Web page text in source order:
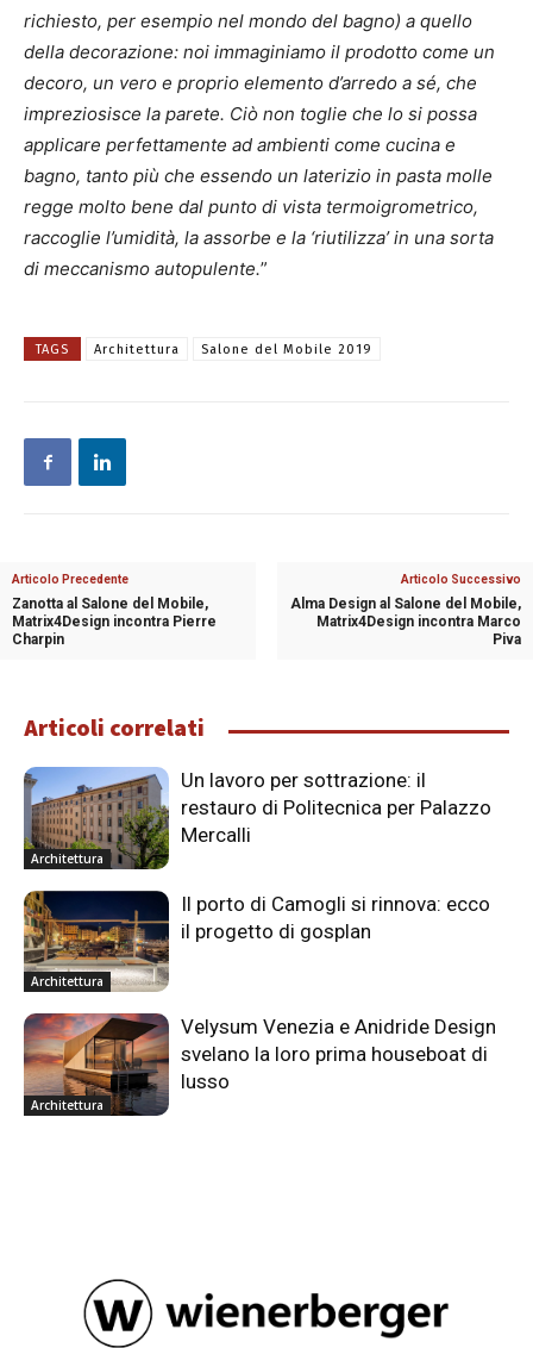
richiesto, per esempio nel mondo del bagno) a quello
della decorazione: noi immaginiamo il prodotto come un
decoro, un vero e proprio elemento d’arredo a sé, che
impreziosisce la parete. Ciò non toglie che lo si possa
applicare perfettamente ad ambienti come cucina e
bagno, tanto più che essendo un laterizio in pasta molle
regge molto bene dal punto di vista termoigrometrico,
raccoglie l’umidità, la assorbe e la ‘riutilizza’ in una sorta
di meccanismo autopulente.”
TAGS Architettura Salone del Mobile 2019
Articolo Precedente
Zanotta al Salone del Mobile,
Matrix4Design incontra Pierre
Charpin
Articolo Successivo
Alma Design al Salone del Mobile,
Matrix4Design incontra Marco
Piva
Articoli correlati
Architettura
Un lavoro per sottrazione: il
restauro di Politecnica per Palazzo
Mercalli
Architettura
Il porto di Camogli si rinnova: ecco
il progetto di gosplan
Architettura
Velysum Venezia e Anidride Design
svelano la loro prima houseboat di
lusso